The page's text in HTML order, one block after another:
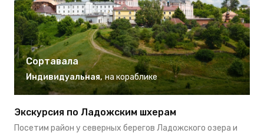
Сортавала
Индивидуальная, на кораблике
Экскурсия по Ладожским шхерам
Посетим район у северных берегов Ладожского озера и